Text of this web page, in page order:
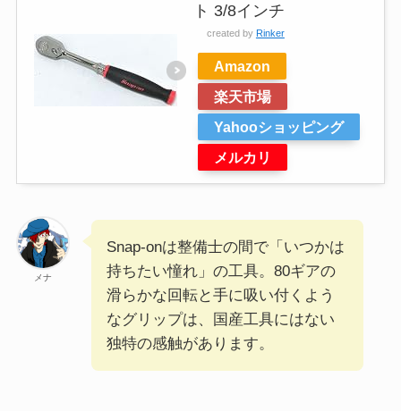
ト 3/8インチ
created by Rinker
Amazon
楽天市場
Yahooショッピング
メルカリ
メナ
Snap-onは整備士の間で「いつかは
持ちたい憧れ」の工具。80ギアの
滑らかな回転と手に吸い付くよう
なグリップは、国産工具にはない
独特の感触があります。